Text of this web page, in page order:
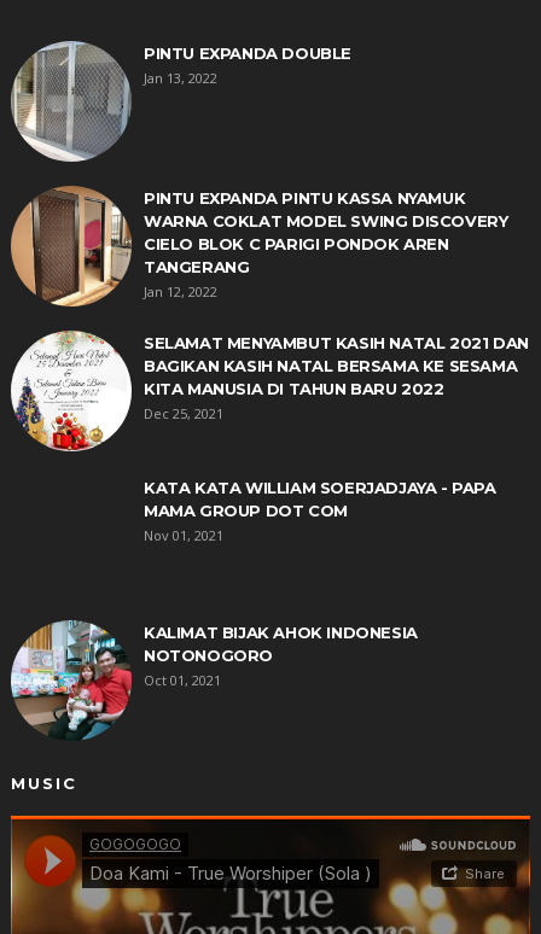
PINTU EXPANDA DOUBLE
Jan 13, 2022
PINTU EXPANDA PINTU KASSA NYAMUK
WARNA COKLAT MODEL SWING DISCOVERY
CIELO BLOK C PARIGI PONDOK AREN
TANGERANG
Jan 12, 2022
SELAMAT MENYAMBUT KASIH NATAL 2021 DAN
BAGIKAN KASIH NATAL BERSAMA KE SESAMA
KITA MANUSIA DI TAHUN BARU 2022
Dec 25, 2021
KATA KATA WILLIAM SOERJADJAYA - PAPA
MAMA GROUP DOT COM
Nov 01, 2021
KALIMAT BIJAK AHOK INDONESIA
NOTONOGORO
Oct 01, 2021
MUSIC